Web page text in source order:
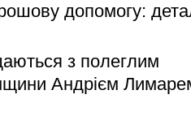
допомогу:
з полеглим
Андрієм